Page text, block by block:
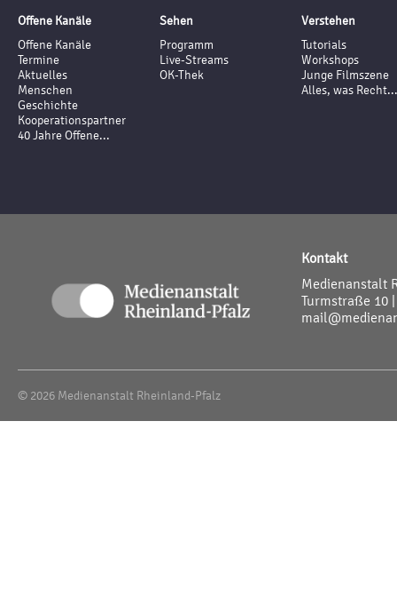
Offene Kanäle
Offene Kanäle
Termine
Aktuelles
Menschen
Geschichte
Kooperationspartner
40 Jahre Offene...
Sehen
Programm
Live-Streams
OK-Thek
Verstehen
Tutorials
Workshops
Junge Filmszene
Alles, was Recht...
Kontakt
Medienanstalt
Turmstraße 10
© 2026 Medienanstalt Rheinland-Pfalz